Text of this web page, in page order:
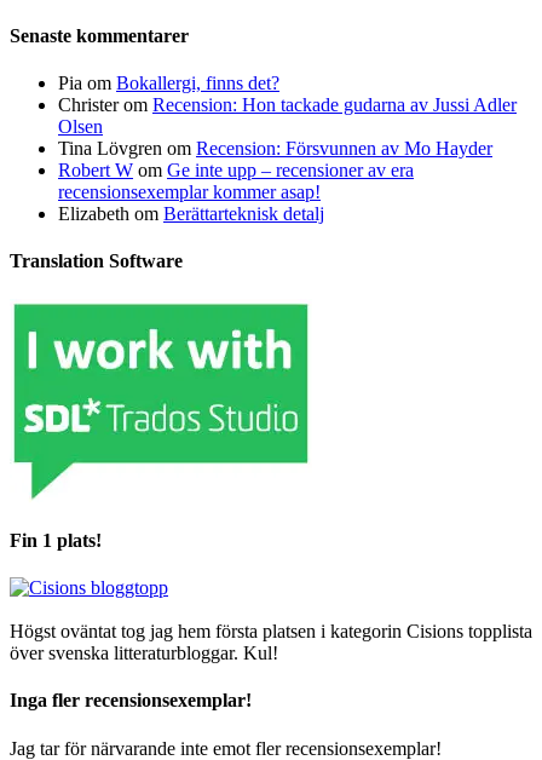
Senaste kommentarer
Pia om Bokallergi, finns det?
Christerom Recension: Hon tackade gudarna av Jussi Adler
Olsen
Tina Lövgren om Recension: Försvunnen av Mo Hayder
Robert W om Ge inte upp – recensioner av era
recensionsexemplar kommer asap!
Elizabeth om Berättarteknisk detalj
Translation Software
Fin 1 plats!
Högst oväntat tog jag hem första platsen i kategorin Cisions topplista
över svenska litteraturbloggar. Kul!
Inga fler recensionsexemplar!
Jag tar för närvarande inte emot fler recensionsexemplar!